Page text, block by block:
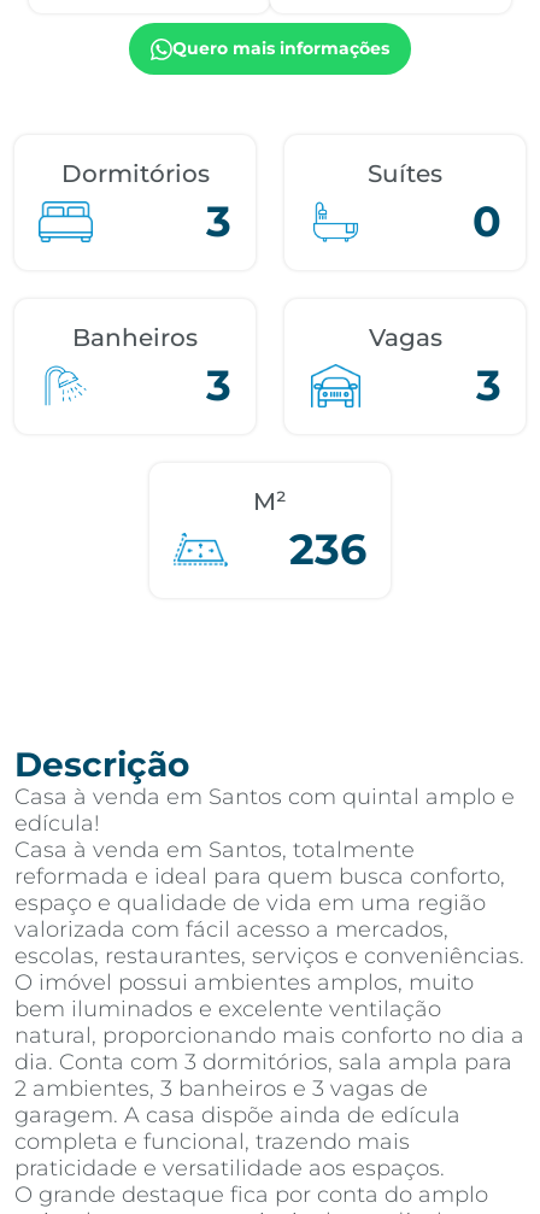
Quero mais informações
Dormitórios
3
Suítes
0
Banheiros
3
Vagas
3
M²
236
Descrição
Casa à venda em Santos com quintal amplo e
edícula!
Casa à venda em Santos, totalmente
reformada e ideal para quem busca conforto,
espaço e qualidade de vida em uma região
valorizada com fácil acesso a mercados,
escolas, restaurantes, serviços e conveniências.
O imóvel possui ambientes amplos, muito
bem iluminados e excelente ventilação
natural, proporcionando mais conforto no dia a
dia. Conta com 3 dormitórios, sala ampla para
2 ambientes, 3 banheiros e 3 vagas de
garagem. A casa dispõe ainda de edícula
completa e funcional, trazendo mais
praticidade e versatilidade aos espaços.
O grande destaque fica por conta do amplo